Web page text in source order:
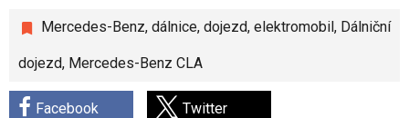
Mercedes-Benz, dálnice, dojezd, elektromobil, Dálniční
dojezd, Mercedes-Benz CLA
Facebook Twitter